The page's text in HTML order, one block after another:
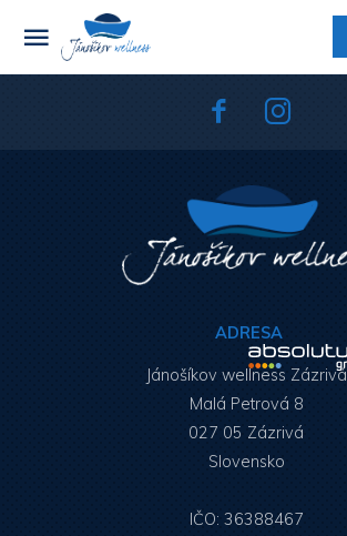
ADRESA
Jánošíkov wellness Zázrivá
Malá Petrová 8
027 05 Zázrivá
Slovensko
IČO: 36388467